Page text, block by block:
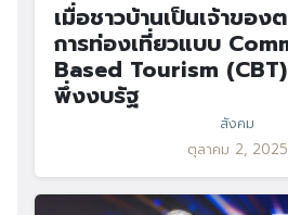
เมื่อชาวบ้านเป็นเจ้าขอ
การท่องเที่ยวแบบ
Based Tourism
พึ่งงบรัฐ
สังคม
ตุลาคม 2, 2025